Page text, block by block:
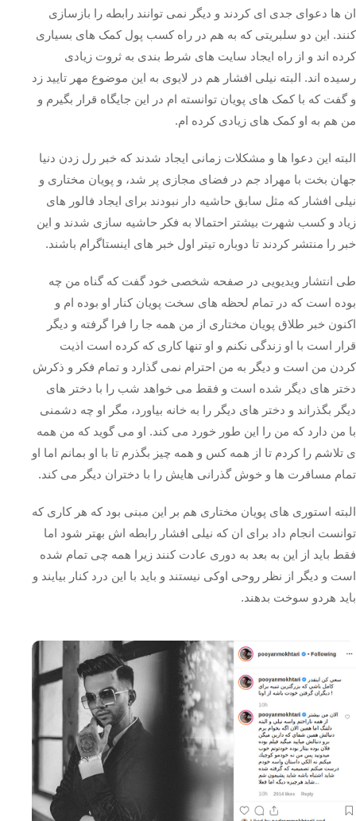
ان ها دعوای جدی ای کردند و دیگر نمی توانند رابطه را بازسازی
کنند. این دو سلبریتی که به هم در راه کسب پول کمک های بسیاری
کرده اند و از راه ایجاد سایت های شرط بندی به ثروت زیادی
رسیده اند. البته نیلی افشار هم در لایوی به این موضوع مهر تایید زد
و گفت که با کمک های پویان توانسته ام در این جایگاه قرار بگیرم و
من هم به او کمک های زیادی کرده ام.
البته این دعوا ها و مشکلات زمانی ایجاد شدند که خبر رل زدن دنیا
جهان بخت با مهراد جم در فضای مجازی پر شد، و پویان مختاری و
نیلی افشار که مثل سابق حاشیه دار نبودند برای ایجاد فالور های
زیاد و کسب شهرت بیشتر احتمالا به فکر حاشیه سازی شدند و این
خبر را منتشر کردند تا دوباره تیتر اول خبر های اینستاگرام باشند.
طی انتشار ویدیویی در صفحه شخصی خود گفت که گناه من چه
بوده است که در تمام لحظه های سخت پویان کنار او بوده ام و
اکنون خبر طلاق پویان مختاری از من همه جا را فرا گرفته و دیگر
قرار است با او زندگی نکنم و او تنها کاری که کرده است اذیت
کردن من است و دیگر به من احترام نمی گذارد و تمام فکر و ذکرش
دختر های دیگر شده است و فقط می خواهد شب را با دختر های
دیگر بگذراند و دختر های دیگر را به خانه بیاورد، مگر او چه دشمنی
با من دارد که من را این طور خورد می کند‌. او می گوید که من همه
ی تلاشم را کردم تا از همه کس و همه چیز بگذرم تا با او بمانم اما او
تمام مسافرت ها و خوش گذرانی هایش را با دختران دیگر می کند.
البته استوری های پویان مختاری هم بر این مبنی بود که هر کاری که
توانست انجام داد برای ان که نیلی افشار رابطه اش بهتر شود اما
فقط باید از این به بعد به دوری عادت کنند زیرا همه چی تمام شده
است و دیگر از نظر روحی اوکی نیستند و باید با این درد کنار بیایند و
باید هردو سوخت بدهند.